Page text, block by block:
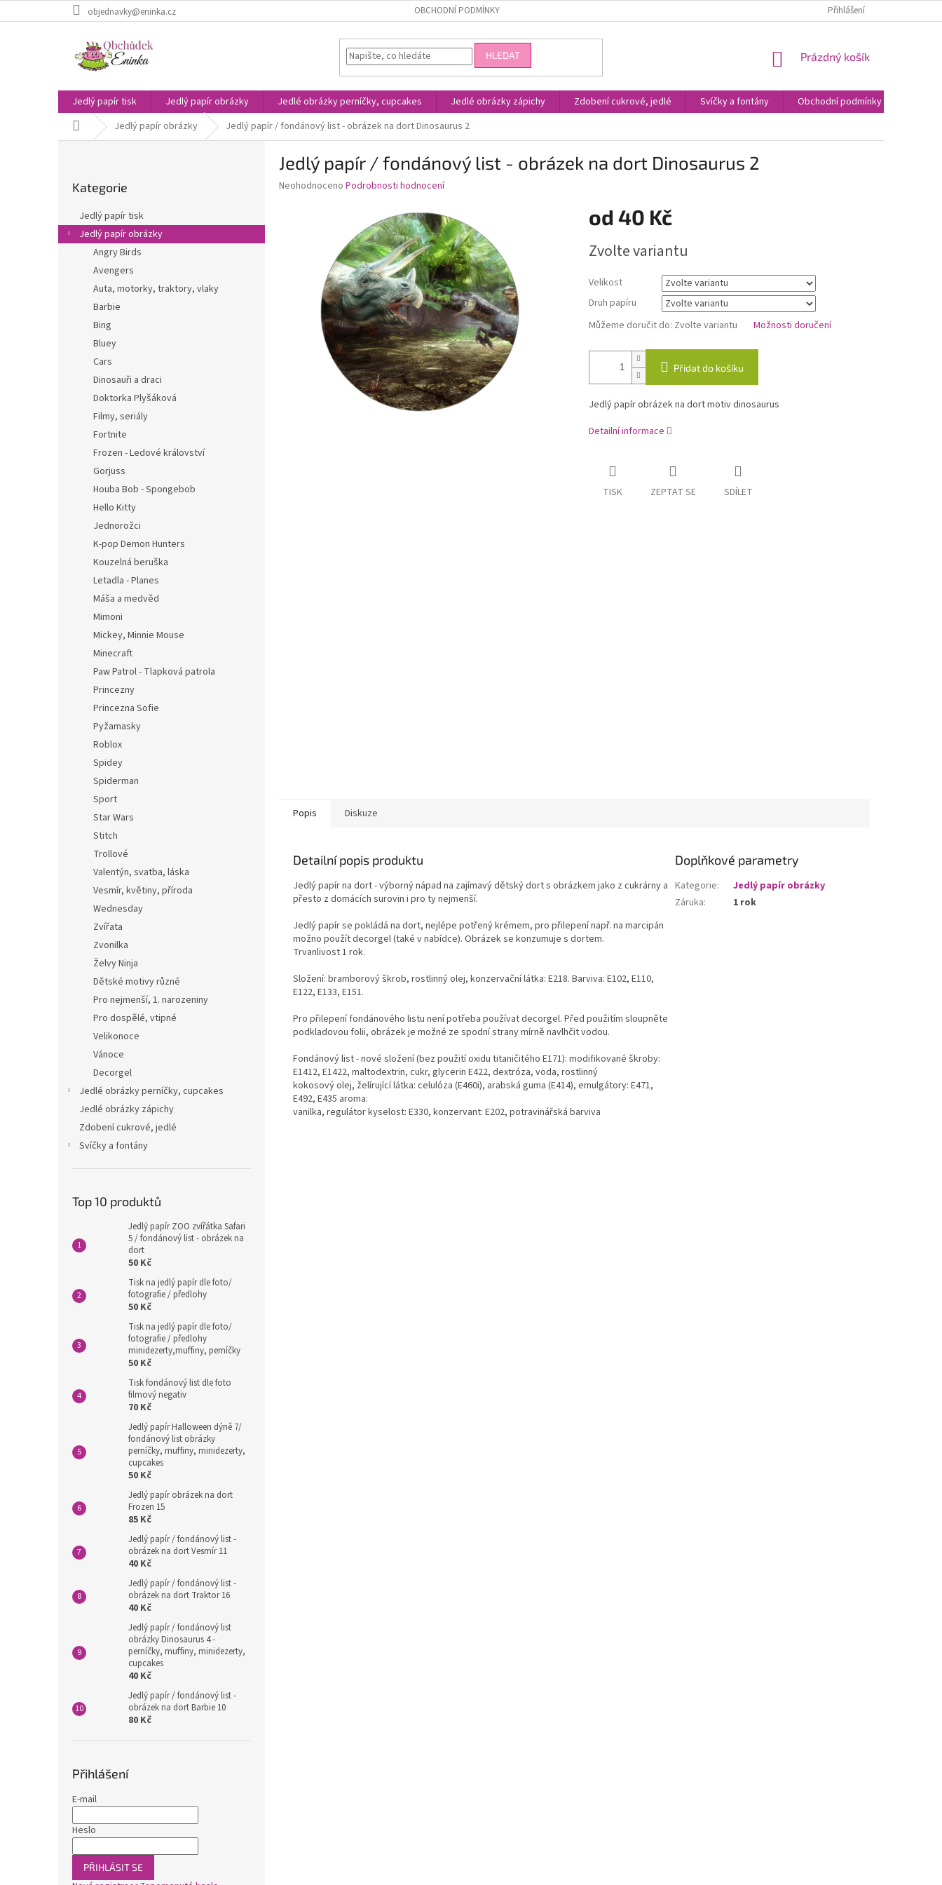
na
objednavky@eninka.cz OBCHODNÍ PODMÍNKY Přihlášení
HLEDAT
NÁKUPNÍ
Prázdný košík
Jedlý papír tisk Jedlý papír obrázky Jedlé obrázky perníčky, cupcakes Jedlé obrázky zápichy Zdobení cukrové, jedlé Svíčky a fontány Obchodní podmínky
Domů Jedlý papír obrázky Jedlý papír / fondánový list - obrázek na dort Dinosaurus 2
a
n
kategorie
Kategorie
Jedlý papír tisk
Jedlý papír obrázky
Angry Birds
Avengers
Auta, motorky, traktory, vlaky
Barbie
Bing
Bluey
Cars
Dinosauři a draci
Doktorka Plyšáková
Filmy, seriály
Fortnite
Frozen - Ledové království
Gorjuss
Houba Bob - Spongebob
Hello Kitty
Jednorožci
K-pop Demon Hunters
Kouzelná beruška
Letadla - Planes
Máša a medvěd
Mimoni
Mickey, Minnie Mouse
Minecraft
Paw Patrol - Tlapková patrola
Princezny
Princezna Sofie
Pyžamasky
Roblox
Spidey
Spiderman
Sport
Star Wars
Stitch
Trollové
Valentýn, svatba, láska
Vesmír, květiny, příroda
Wednesday
Zvířata
Zvonilka
Želvy Ninja
Dětské motivy různé
Pro nejmenší, 1. narozeniny
Pro dospělé, vtipné
Velikonoce
Vánoce
Decorgel
Jedlé obrázky perníčky, cupcakes
Jedlé obrázky zápichy
Zdobení cukrové, jedlé
Svíčky a fontány
Top 10 produktů
Jedlý papír ZOO zvířátka Safari
5 / fondánový list - obrázek na
dort
50 Kč
Tisk na jedlý papír dle foto/
fotografie / předlohy
50 Kč
Tisk na jedlý papír dle foto/
fotografie / předlohy
minidezerty,muffiny, perníčky
50 Kč
Tisk fondánový list dle foto
filmový negativ
70 Kč
Jedlý papír Halloween dýně 7/
fondánový list obrázky
perníčky, muffiny, minidezerty,
cupcakes
50 Kč
Jedlý papír obrázek na dort
Frozen 15
85 Kč
Jedlý papír / fondánový list -
obrázek na dort Vesmír 11
40 Kč
Jedlý papír / fondánový list -
obrázek na dort Traktor 16
40 Kč
Jedlý papír / fondánový list
obrázky Dinosaurus 4 -
perníčky, muffiny, minidezerty,
cupcakes
40 Kč
Jedlý papír / fondánový list -
obrázek na dort Barbie 10
80 Kč
Přihlášení
E-mail
Heslo
PŘIHLÁSIT SE
Jedlý papír / fondánový list - obrázek na dort Dinosaurus 2
Průměrné
Neohodnoceno Podrobnosti hodnocení
od 40 Kč
cena:
Zvolte variantu
Velikost
Druh papíru
Můžeme doručit do: Zvolte variantu Možnosti doručení
Přidat do košíku
Jedlý papír obrázek na dort motiv dinosaurus
Detailní informace
TISK ZEPTAT SE SDÍLET
Popis Diskuze
Detailní popis produktu
Jedlý papír na dort - výborný nápad na zajímavý dětský dort s obrázkem jako z cukrárny a
přesto z domácích surovin i pro ty nejmenší.
Jedlý papír se pokládá na dort, nejlépe potřený krémem, pro přilepení např. na marcipán
možno použít decorgel (také v nabídce). Obrázek se konzumuje s dortem.
Trvanlivost 1 rok.
Složení: bramborový škrob, rostlinný olej, konzervační látka: E218. Barviva: E102, E110,
E122, E133, E151.
Pro přilepení fondánového listu není potřeba používat decorgel. Před použitím sloupněte
podkladovou folii, obrázek je možné ze spodní strany mírně navlhčit vodou.
Fondánový list - nové složení (bez použití oxidu titaničitého E171): modifikované škroby:
E1412, E1422, maltodextrin, cukr, glycerin E422, dextróza, voda, rostlinný
kokosový olej, želírující látka: celulóza (E460i), arabská guma (E414), emulgátory: E471,
E492, E435 aroma:
vanilka, regulátor kyselost: E330, konzervant: E202, potravinářská barviva
Doplňkové parametry
Kategorie:
Jedlý papír obrázky
Záruka: 1 rok